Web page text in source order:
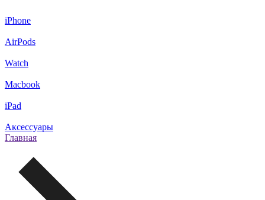
iPhone
AirPods
Watch
Macbook
iPad
Аксессуары
Главная